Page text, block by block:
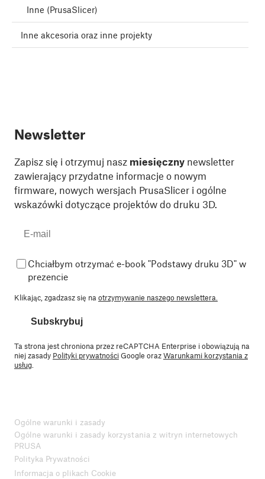
Inne (PrusaSlicer)
Inne akcesoria oraz inne projekty
Newsletter
Zapisz się i otrzymuj nasz miesięczny newsletter
zawierający przydatne informacje o nowym
firmware, nowych wersjach PrusaSlicer i ogólne
wskazówki dotyczące projektów do druku 3D.
Chciałbym otrzymać e-book "Podstawy druku 3D" w
prezencie
Klikając, zgadzasz się na otrzymywanie naszego newslettera.
Subskrybuj
Ta strona jest chroniona przez reCAPTCHA Enterprise i obowiązują na
niej zasady Polityki prywatnościGoogle orazWarunkami korzystania z
usług
Ogólne warunki i zasady
Ogólne warunki i zasady korzystania z witryn internetowych
PRUSA
Polityka Prywatności
Informacja o plikach Cookie